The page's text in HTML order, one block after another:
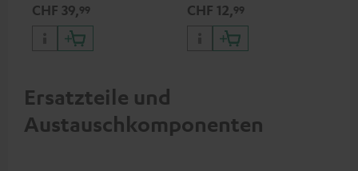
CHF 39,99 CHF 12,99
Ersatzteile und
Austauschkomponenten